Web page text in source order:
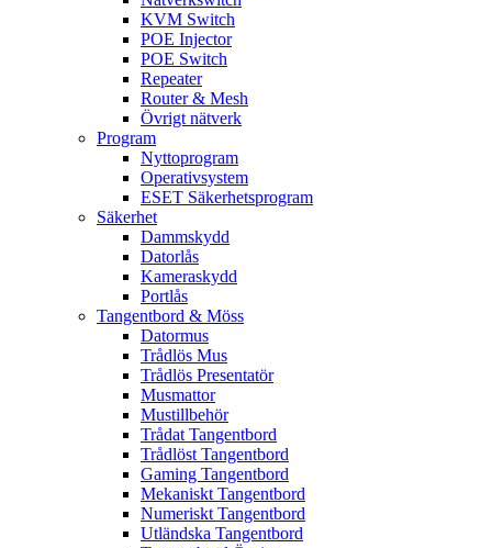
KVM Switch
POE Injector
POE Switch
Repeater
Router & Mesh
Övrigt nätverk
Program
Nyttoprogram
Operativsystem
ESET Säkerhetsprogram
Säkerhet
Dammskydd
Datorlås
Kameraskydd
Portlås
Tangentbord & Möss
Datormus
Trådlös Mus
Trådlös Presentatör
Musmattor
Mustillbehör
Trådat Tangentbord
Trådlöst Tangentbord
Gaming Tangentbord
Mekaniskt Tangentbord
Numeriskt Tangentbord
Utländska Tangentbord